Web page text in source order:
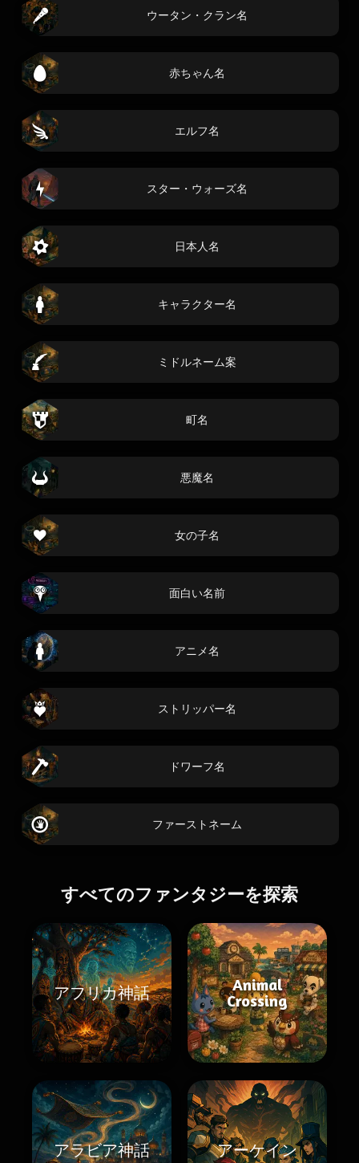
ウータン・クラン名
赤ちゃん名
エルフ名
スター・ウォーズ名
日本人名
キャラクター名
ミドルネーム案
町名
悪魔名
女の子名
面白い名前
アニメ名
ストリッパー名
ドワーフ名
ファーストネーム
すべてのファンタジーを探索
アフリカ神話
Animal
Crossing
アラビア神話 アーケイン